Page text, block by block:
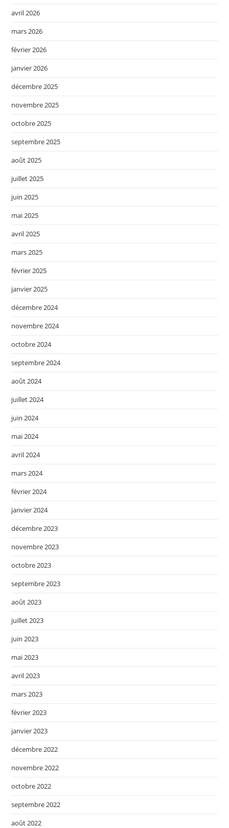
avril 2026
mars 2026
février 2026
janvier 2026
décembre 2025
novembre 2025
octobre 2025
septembre 2025
août 2025
juillet 2025
juin 2025
mai 2025
avril 2025
mars 2025
février 2025
janvier 2025
décembre 2024
novembre 2024
octobre 2024
septembre 2024
août 2024
juillet 2024
juin 2024
mai 2024
avril 2024
mars 2024
février 2024
janvier 2024
décembre 2023
novembre 2023
octobre 2023
septembre 2023
août 2023
juillet 2023
juin 2023
mai 2023
avril 2023
mars 2023
février 2023
janvier 2023
décembre 2022
novembre 2022
octobre 2022
septembre 2022
août 2022